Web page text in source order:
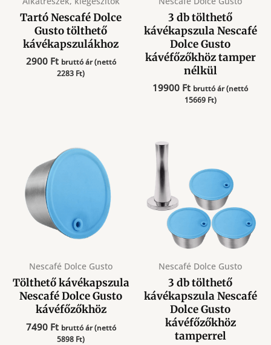
Tartó Nescafé Dolce
Gusto tölthető
kávékapszulákhoz
2900 Ft bruttó ár (nettó
2283 Ft)
3 db tölthető
kávékapszula Nescafé
Dolce Gusto
kávéfőzőkhöz tamper
nélkül
19900 Ft bruttó ár (nettó
15669 Ft)
Nescafé Dolce Gusto
Tölthető kávékapszula
Nescafé Dolce Gusto
kávéfőzőkhöz
7490 Ft bruttó ár (nettó
5898 Ft)
Nescafé Dolce Gusto
3 db tölthető
kávékapszula Nescafé
Dolce Gusto
kávéfőzőkhöz
tamperrel